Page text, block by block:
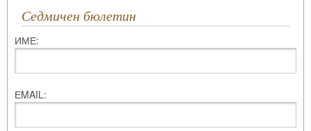
Седмичен бюлетин
ИМЕ:
ЕMAIL: